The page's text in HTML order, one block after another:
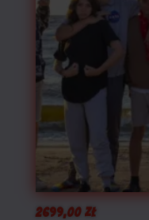
2699,00 zł